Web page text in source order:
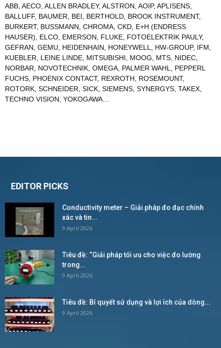
ABB, AECO, ALLEN BRADLEY, ALSTRON, AOIP, APLISENS,
BALLUFF, BAUMER, BEI, BERTHOLD, BROOK INSTRUMENT,
BURKERT, BUSSMANN, CHROMA, CKD, E+H (ENDRESS
HAUSER), ELCO, EMERSON, FLUKE, FOTOELEKTRIK PAULY,
GEFRAN, GEMU, HEIDENHAIN, HONEYWELL, HW-GROUP, IFM,
KUEBLER, LEINE LINDE, MITSUBISHI, MOOG, MTS, NIDEC,
NORBAR, NOVOTECHNIK, OMEGA, PALMER WAHL, PEPPERL
FUCHS, PHOENIX CONTACT, REXROTH, ROSEMOUNT,
ROTORK, SCHNEIDER, SICK, SIEMENS, SYNERGYS, TAKEX,
TECHNO VISION, YOKOGAWA…
EDITOR PICKS
Conductivity meter – Giải pháp đo đạc chính
xác và tin...
9 April 2026
Tiêu đề: “Giải pháp tối ưu cho việc đo lường
trong...
9 April 2026
Tiêu đề: Bí quyết sử dụng và lợi ích của dòng...
9 April 2026